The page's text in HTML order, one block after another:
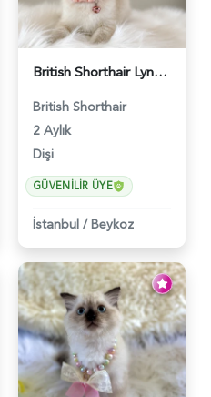
British Shorthair Lynx Point Dişi Yavrumuz Yuva Arıyor - 5148
British Shorthair
2 Aylık
Dişi
GÜVENILIR ÜYE
İstanbul / Beykoz